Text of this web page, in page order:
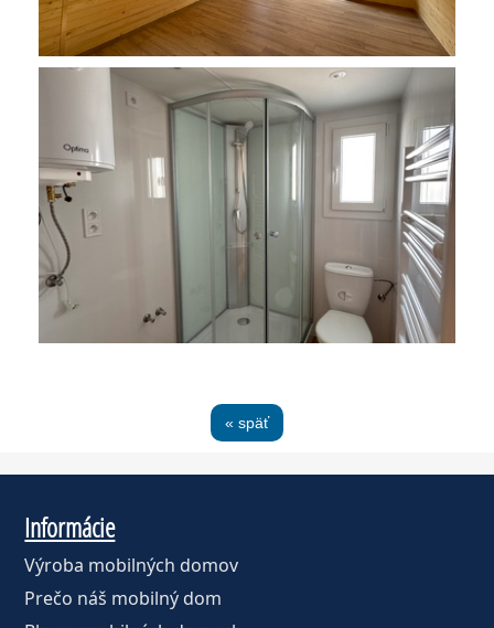
« späť
Informácie
Výroba mobilných domov
Prečo náš mobilný dom